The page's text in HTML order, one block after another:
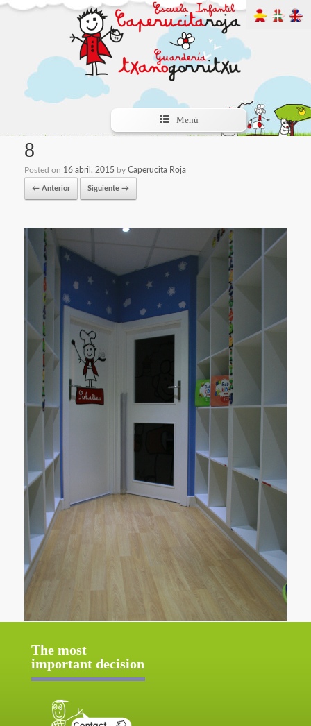
Menú
8
Posted on 16 abril, 2015 by Caperucita Roja
← Anterior Siguiente →
The most
important decision